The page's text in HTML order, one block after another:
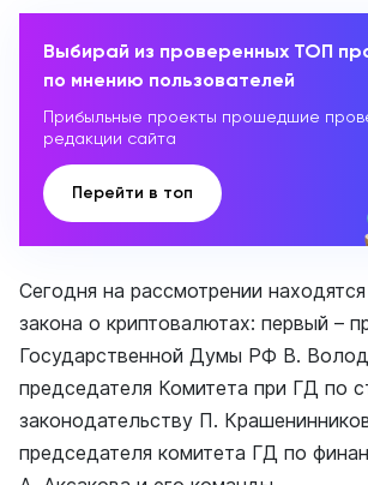
Выбирай из проверенных ТОП
по мнению пользователей
Прибыльные проекты прошедшие
редакции сайта
Перейти в топ
Сегодня на рассмотрении
закона о криптовалютах: первый –
Государственной Думы РФ В.
председателя Комитета при ГД по
законодательству П.
председателя комитета ГД по